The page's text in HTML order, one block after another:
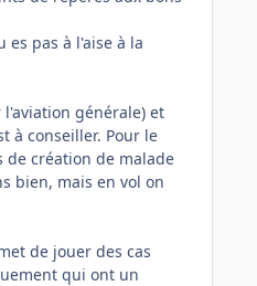
pas à l'aise à la
l'aviation générale) et
à conseiller. Pour le
de création de malade
bien, mais en vol on
de jouer des cas
qui ont un